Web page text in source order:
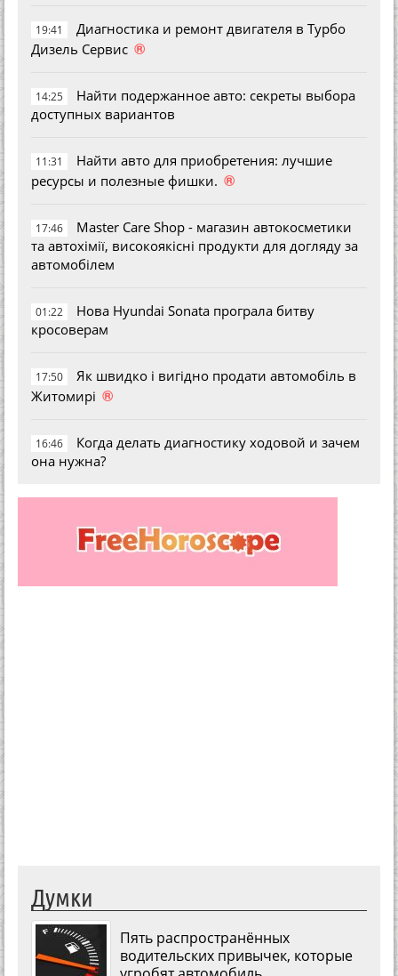
19:41
Диагностика и ремонт двигателя в Турбо
Дизель Сервис ®
14:25
Найти подержанное авто: секреты выбора
доступных вариантов
11:31
Найти авто для приобретения: лучшие
ресурсы и полезные фишки. ®
17:46
Master Care Shop - магазин автокосметики
та автохімії, високоякісні продукти для догляду за
автомобілем
01:22
Нова Hyundai Sonata програла битву
кросоверам
17:50
Як швидко і вигідно продати автомобіль в
Житомирі ®
16:46
Когда делать диагностику ходовой и зачем
она нужна?
Думки
Пять распространённых
водительских привычек, которые